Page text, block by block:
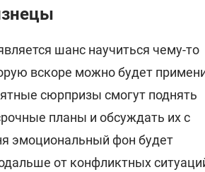
шанс научиться чему-то
вскоре можно будет
сюрпризы смогут поднять
планы и обсуждать их с
эмоциональный фон будет
от конфликтных